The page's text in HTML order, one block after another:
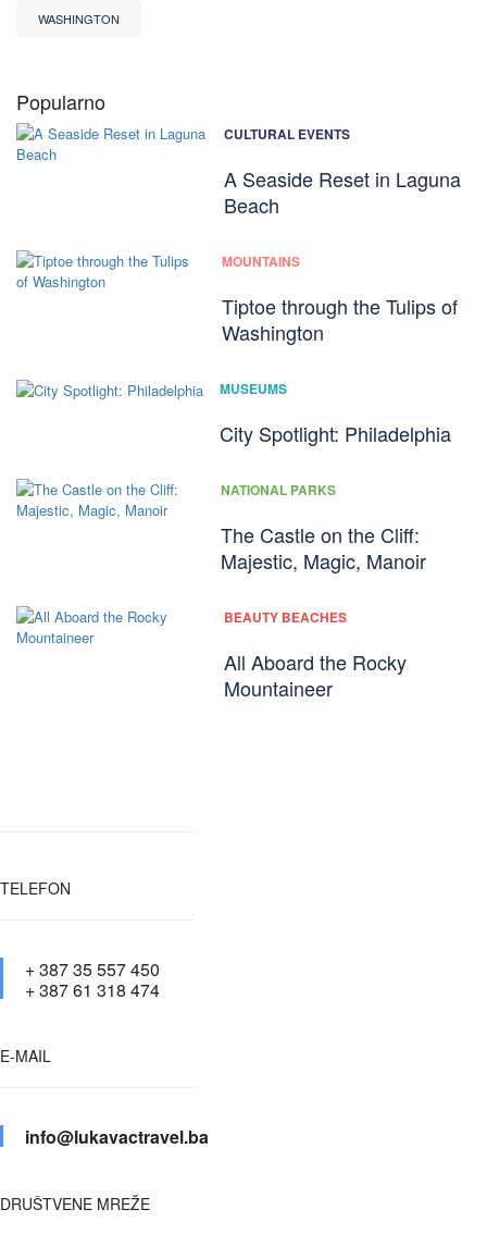
WASHINGTON
Popularno
CULTURAL EVENTS
A Seaside Reset in Laguna
Beach
MOUNTAINS
Tiptoe through the Tulips of
Washington
MUSEUMS
City Spotlight: Philadelphia
NATIONAL PARKS
The Castle on the Cliff:
Majestic, Magic, Manoir
BEAUTY BEACHES
All Aboard the Rocky
Mountaineer
TELEFON
+ 387 35 557 450
+ 387 61 318 474
E-MAIL
info@lukavactravel.ba
DRUŠTVENE MREŽE